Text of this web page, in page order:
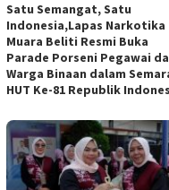
Satu Semangat, Satu
Indonesia,Lapas Narkotika
Muara Beliti Resmi Buka
Parade Porseni Pegawai
Warga Binaan dalam
HUT Ke-81 Republik